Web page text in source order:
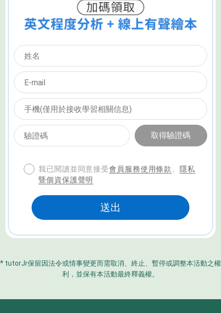
我已閱讀並同意接受會員服務使用條款 、
隱私
暨個資保護聲明
* tutorJr保留因法令或情事變更而需取消、終止、暫停或調整本活動之權
利，並保有本活動最終釋義權。